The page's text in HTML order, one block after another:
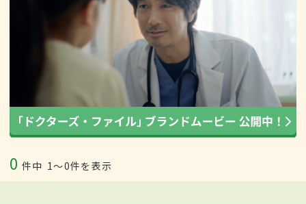
0 件中 1〜0件を表示